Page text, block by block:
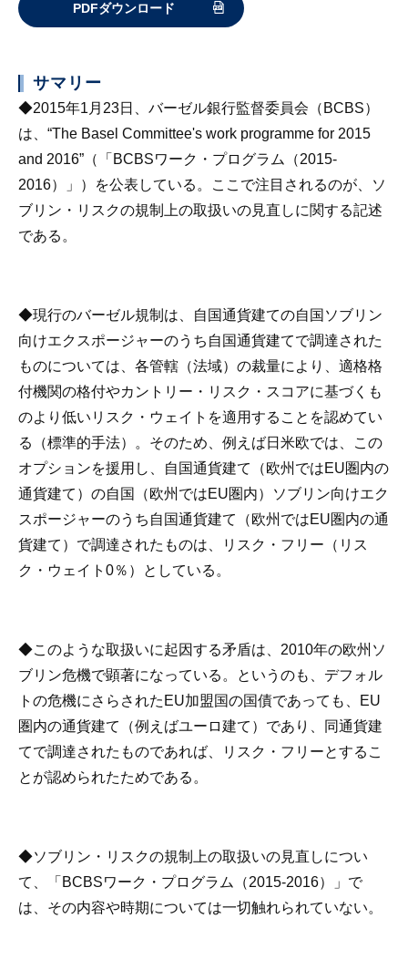
PDFダウンロード
サマリー
◆2015年1月23日、バーゼル銀行監督委員会（BCBS）
は、“The Basel Committee's work programme for 2015
and 2016”（「BCBSワーク・プログラム（2015-
2016）」）を公表している。ここで注目されるのが、ソ
ブリン・リスクの規制上の取扱いの見直しに関する記述
である。
◆現行のバーゼル規制は、自国通貨建ての自国ソブリン
向けエクスポージャーのうち自国通貨建てで調達された
ものについては、各管轄（法域）の裁量により、適格格
付機関の格付やカントリー・リスク・スコアに基づくも
のより低いリスク・ウェイトを適用することを認めてい
る（標準的手法）。そのため、例えば日米欧では、この
オプションを援用し、自国通貨建て（欧州ではEU圏内の
通貨建て）の自国（欧州ではEU圏内）ソブリン向けエク
スポージャーのうち自国通貨建て（欧州ではEU圏内の通
貨建て）で調達されたものは、リスク・フリー（リス
ク・ウェイト0％）としている。
◆このような取扱いに起因する矛盾は、2010年の欧州ソ
ブリン危機で顕著になっている。というのも、デフォル
トの危機にさらされたEU加盟国の国債であっても、EU
圏内の通貨建て（例えばユーロ建て）であり、同通貨建
てで調達されたものであれば、リスク・フリーとするこ
とが認められたためである。
◆ソブリン・リスクの規制上の取扱いの見直しについ
て、「BCBSワーク・プログラム（2015-2016）」で
は、その内容や時期については一切触れられていない。